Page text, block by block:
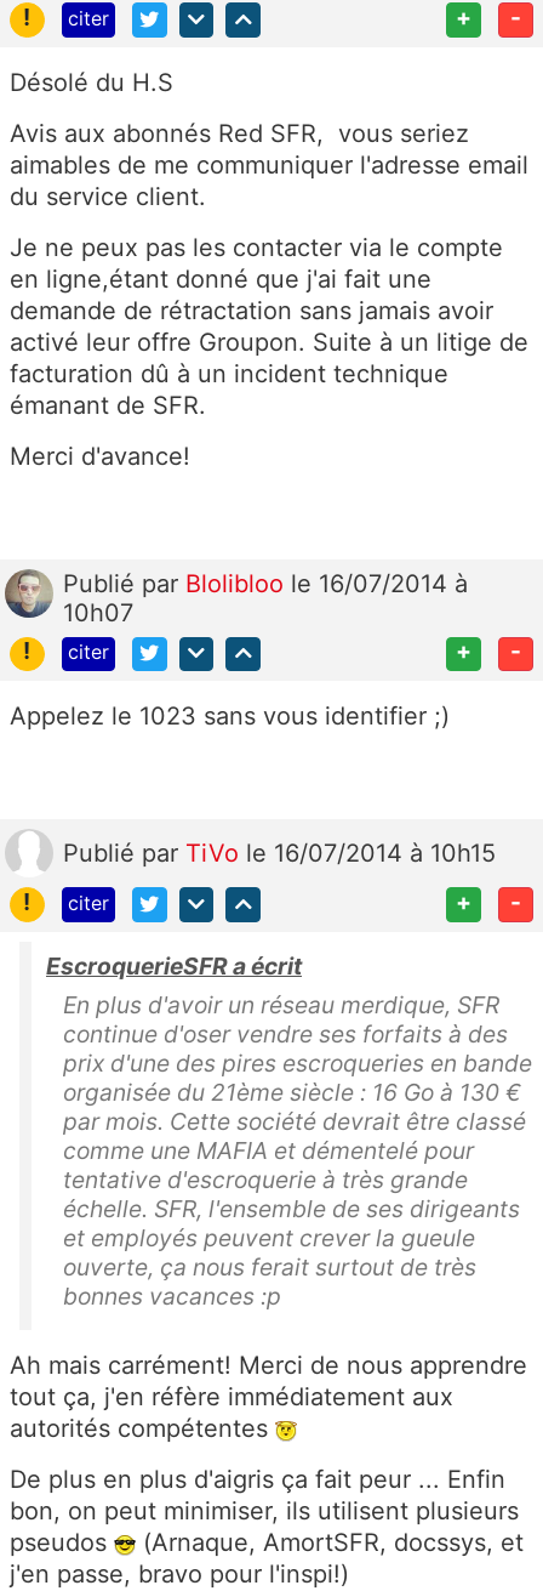
!
citer + -
Désolé du H.S
Avis aux abonnés Red SFR, vous seriez
aimables de me communiquer l'adresse email
du service client.
Je ne peux pas les contacter via le compte
en ligne,étant donné que j'ai fait une
demande de rétractation sans jamais avoir
activé leur offre Groupon. Suite à un litige de
facturation dû à un incident technique
émanant de SFR.
Merci d'avance!
Publié par Blolibloo le 16/07/2014 à
10h07
!
citer + -
Appelez le 1023 sans vous identifier ;)
Publié par TiVo le 16/07/2014 à 10h15
!
citer + -
EscroquerieSFR a écrit
En plus d'avoir un réseau merdique, SFR
continue d'oser vendre ses forfaits à des
prix d'une des pires escroqueries en bande
organisée du 21ème siècle : 16 Go à 130 €
par mois. Cette société devrait être classé
comme une MAFIA et démentelé pour
tentative d'escroquerie à très grande
échelle. SFR, l'ensemble de ses dirigeants
et employés peuvent crever la gueule
ouverte, ça nous ferait surtout de très
bonnes vacances :p
Ah mais carrément! Merci de nous apprendre
tout ça, j'en réfère immédiatement aux
autorités compétentes
De plus en plus d'aigris ça fait peur ... Enfin
bon, on peut minimiser, ils utilisent plusieurs
pseudos
(Arnaque, AmortSFR, docssys, et
j'en passe, bravo pour l'inspi!)